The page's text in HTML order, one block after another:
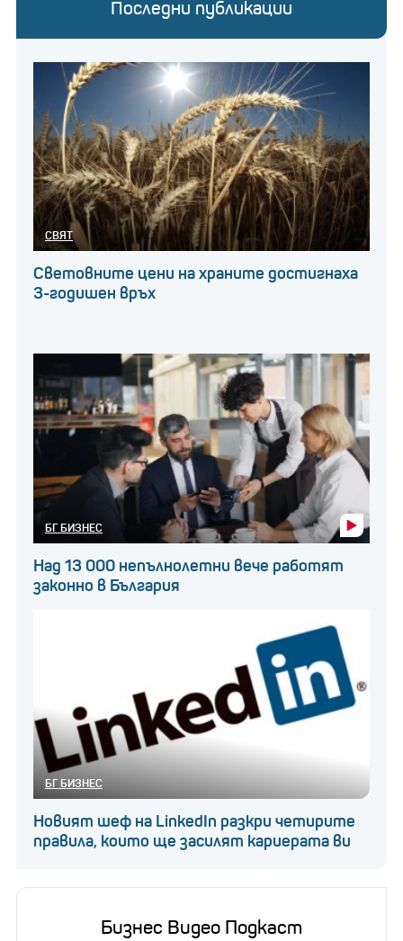
Последни публикации
СВЯТ
Световните цени на храните достигнаха
3-годишен връх
БГ БИЗНЕС
Над 13 000 непълнолетни вече работят
законно в България
БГ БИЗНЕС
Новият шеф на LinkedIn разкри четирите
правила, които ще засилят кариерата ви
Бизнес Видео Подкаст